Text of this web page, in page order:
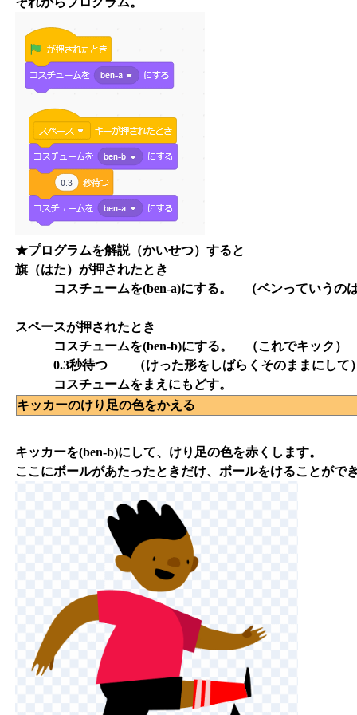
★プログラムを解説（かいせつ）すると
旗（はた）が押されたとき
コスチュームを(ben-a)にする。 （ベンっていうのは
スペースが押されたとき
コスチュームを(ben-b)にする。 （これでキック）
0.3秒待つ （けった形をしばらくそのままにして）
コスチュームをまえにもどす。
キッカーのけり足の色をかえる
キッカーを(ben-b)にして、けり足の色を赤くします。
ここにボールがあたったときだけ、ボールをけることがで